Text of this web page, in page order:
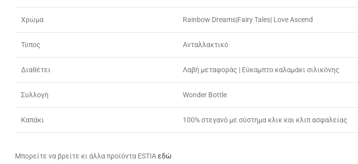
Χρώμα Rainbow Dreams|Fairy Tales| Love Ascend
Τύπος Ανταλλακτικό
Διαθέτει Λαβή μεταφοράς | Εύκαμπτο καλαμάκι σιλικόνης
Συλλογή Wonder Bottle
Καπάκι 100% στεγανό με σύστημα κλικ και κλιπ ασφαλείας
Μπορείτε να βρείτε κι άλλα προϊόντα ESTIAεδώ